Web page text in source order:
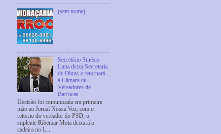
(sem nome)
Secretário Sinésio
Lima deixa Secretaria
de Obras e retornará
à Câmara de
Vereadores de
Barrocas
Decisão foi comunicada em primeira
mão ao Jornal Nossa Voz; com o
retorno do vereador do PSD, o
suplente Ribemar Mota deixará a
cadeira no L...